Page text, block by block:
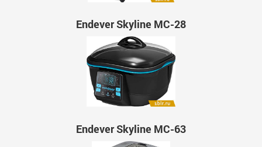
Endever Skyline MC-28
Endever Skyline MC-63